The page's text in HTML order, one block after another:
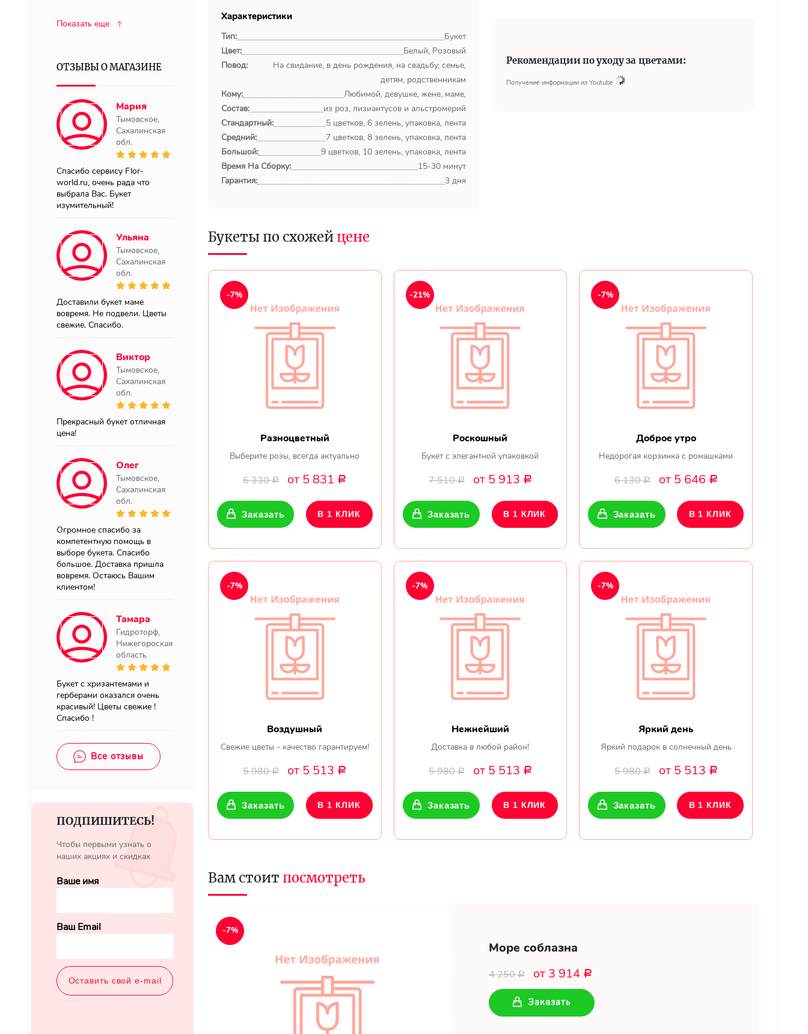
Показать еще
ОТЗЫВЫ О МАГАЗИНЕ
Мария
Тымовское,
Сахалинская
обл.
Спасибо сервису Flor-
world.ru, очень рада что
выбрала Вас. Букет
изумительный!
Ульяна
Тымовское,
Сахалинская
обл.
Доставили букет маме
вовремя. Не подвели. Цветы
свежие. Спасибо.
Виктор
Тымовское,
Сахалинская
обл.
Прекрасный букет отличная
цена!
Олег
Тымовское,
Сахалинская
обл.
Огромное спасибо за
компетентную помощь в
выборе букета. Спасибо
большое. Доставка пришла
вовремя. Остаюсь Вашим
клиентом!
Тамара
Гидроторф,
Нижегороская
область
Букет с хризантемами и
герберами оказался очень
красивый! Цветы свежие !
Спасибо !
Все отзывы
ПОДПИШИТЕСЬ!
Чтобы первыми узнать о
наших акциях и скидках
Ваше имя
Ваш Email
Характеристики
Тип:
Букет
Цвет:
Белый, Розовый
Повод:
На свидание, в день рождения, на свадьбу, семье,
детям, родственникам
Кому:
Любимой, девушке, жене, маме,
Состав:
из роз, лизиантусов и альстромерий
Стандартный:
5 цветков, 6 зелень, упаковка, лента
Средний:
7 цветков, 8 зелень, упаковка, лента
Большой:
9 цветков, 10 зелень, упаковка, лента
Время На Сборку:
15-30 минут
Гарантия:
3 дня
Рекомендации по уходу за цветами:
Получение информации из Youtube
Букеты по схожей цене
Разноцветный
Выберите розы, всегда актуально
6 330Р от 5 831 Р
-7%
Заказать В 1 КЛИК
Роскошный
Букет с элегантной упаковкой
7 510Р от 5 913 Р
-21%
Заказать В 1 КЛИК
Доброе утро
Недорогая корзинка с ромашками
6 130Р от 5 646 Р
-7%
Заказать В 1 КЛИК
Воздушный
Свежие цветы - качество гарантируем!
5 980Р от 5 513 Р
-7%
Заказать В 1 КЛИК
Нежнейший
Доставка в любой район!
5 980Р от 5 513 Р
-7%
Заказать В 1 КЛИК
Яркий день
Яркий подарок в солнечный день
5 980Р от 5 513 Р
-7%
Заказать В 1 КЛИК
Вам стоит посмотреть
-7%
Море соблазна
4 250Р от 3 914 Р
Заказать